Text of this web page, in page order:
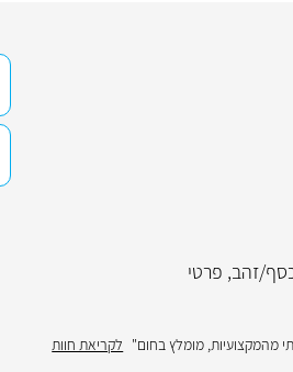
זהב, פרטי
מהמקצועיות, מומלץ בחום" לקריאת חוות